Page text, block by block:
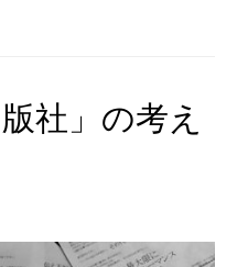
社」の考え